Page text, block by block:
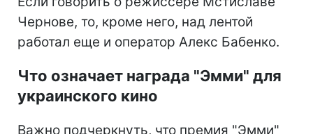
Чернове, то, кроме него, над лентой
работал еще и оператор Алекс Бабенко.
Что означает награда "Эмми" для
украинского кино
Важно подчеркнуть, что премия "Эмми"